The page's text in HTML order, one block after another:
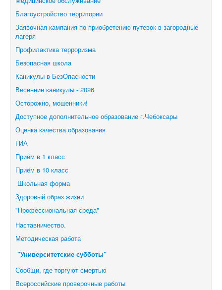
Благоустройство территории
Заявочная кампания по приобретению путевок в загородные
лагеря
Профилактика терроризма
Безопасная школа
Каникулы в БезОпасности
Весенние каникулы - 2026
Осторожно, мошенники!
Доступное дополнительное образование г.Чебоксары
Оценка качества образования
ГИА
Приём в 1 класс
Приём в 10 класс
Школьная форма
Здоровый образ жизни
"Профессиональная среда"
Наставничество.
Методическая работа
"Университетские субботы"
Сообщи, где торгуют смертью
Всероссийские проверочные работы